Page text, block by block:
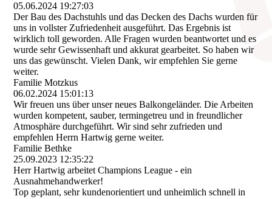
05.06.2024 19:27:03
Der Bau des Dachstuhls und das Decken des Dachs wurden für
uns in vollster Zufriedenheit ausgeführt. Das Ergebnis ist
wirklich toll geworden. Alle Fragen wurden beantwortet und es
wurde sehr Gewissenhaft und akkurat gearbeitet. So haben wir
uns das gewünscht. Vielen Dank, wir empfehlen Sie gerne
weiter.
Familie Motzkus
06.02.2024 15:01:13
Wir freuen uns über unser neues Balkongeländer. Die Arbeiten
wurden kompetent, sauber, termingetreu und in freundlicher
Atmosphäre durchgeführt. Wir sind sehr zufrieden und
empfehlen Herrn Hartwig gerne weiter.
Familie Bethke
25.09.2023 12:35:22
Herr Hartwig arbeitet Champions League - ein
Ausnahmehandwerker!
Top geplant, sehr kundenorientiert und unheimlich schnell in